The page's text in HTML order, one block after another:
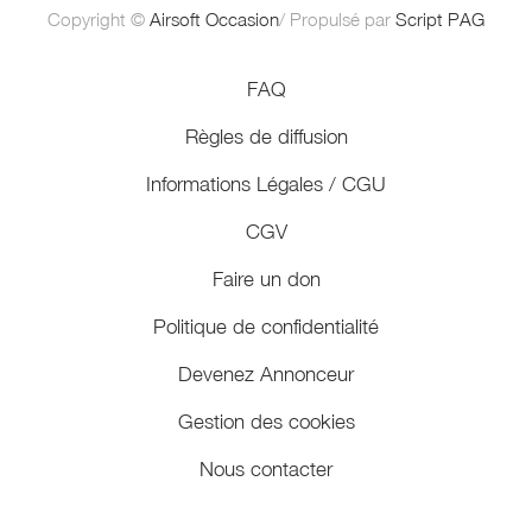
Copyright © Airsoft Occasion/ Propulsé par Script PAG
FAQ
Règles de diffusion
Informations Légales / CGU
CGV
Faire un don
Politique de confidentialité
Devenez Annonceur
Gestion des cookies
Nous contacter